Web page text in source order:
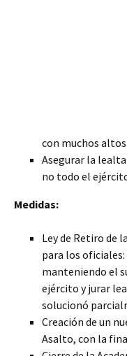
con muchos
Asegurar la
no todo el
Medidas:
Ley de Retiro de
para los
manteniendo el
ejército y jurar
solucionó
Creación de un
Asalto, con la